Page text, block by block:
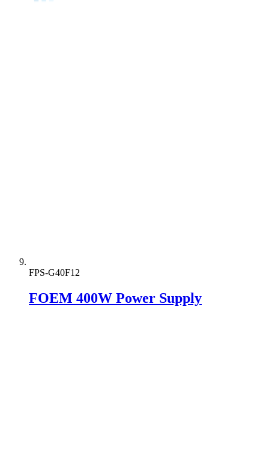
FPS-G40F12
FOEM 400W Power Supply